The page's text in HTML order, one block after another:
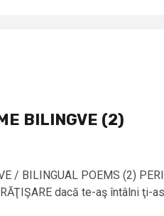
BILINGVE (2)
/ BILINGUAL POEMS (2)
dacă te-aş întâlni ţi-